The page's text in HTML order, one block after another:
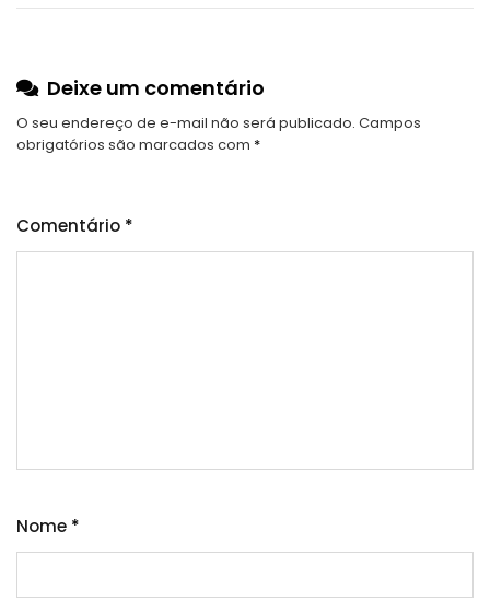
Deixe um comentário
O seu endereço de e-mail não será publicado. Campos
obrigatórios são marcados com *
Comentário *
Nome *